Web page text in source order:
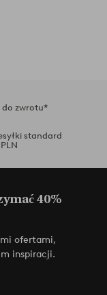
do zwrotu*
standard
40%
ofertami,
inspiracji.